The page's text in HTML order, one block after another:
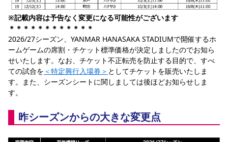
YANMAR HANASAKA STADIUM
DAZNで観戦
DAZNで観戦
アウェイツアー
アウェイツアー
よくある質問
サステナビリティ
サステナビリティポリシー
活動レポート SPORT POSITIVE LEAGUES 取り組み実績
スポーツクラブ
スポーツクラブ
長居公園 セレッソフットサルパーク
セレッソフットサルパーク長居
セレッソスポーツパーク舞洲
YANMAR HANASAKA STADIUM
大人のサッカースクール その他スポーツクラブ
すべて チーム グッズ チケット イベント ファンクラブ
ホームタウン パートナー スポーツクラブ メディア 30周年
アカデミー
※記載内容は予告なく変更になる可能性がございます
＊＊＊＊＊＊＊＊＊＊＊＊
2026/27シーズン、YANMAR HANASAKA STADIUMで開催するホ
ームゲームの席割・チケット標準価格が決定しましたのでお知ら
せいたします。なお、チケット不正転売を防止する目的で、すべ
ての試合を ＜特定興行入場券＞ としてチケットを販売いたしま
す。また、シーズンシートに関しましては後ほどお知らせしま
す。
昨シーズンからの大きな変更点